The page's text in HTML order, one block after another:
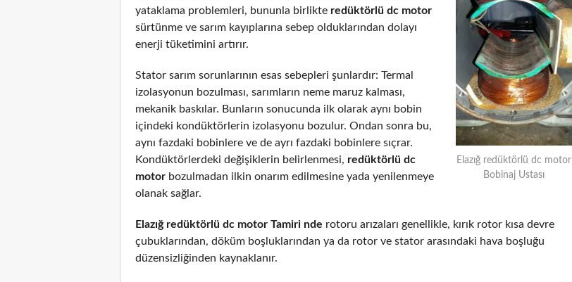
Elazığ redüktörlü dc motor
Bobinaj Ustası
yataklama problemleri, bununla birlikte redüktörlü dc motor
sürtünme ve sarım kayıplarına sebep olduklarından dolayı
enerji tüketimini artırır.
Stator sarım sorunlarının esas sebepleri şunlardır: Termal
izolasyonun bozulması, sarımların neme maruz kalması,
mekanik baskılar. Bunların sonucunda ilk olarak aynı bobin
içindeki kondüktörlerin izolasyonu bozulur. Ondan sonra bu,
aynı fazdaki bobinlere ve de ayrı fazdaki bobinlere sıçrar.
Kondüktörlerdeki değişiklerin belirlenmesi, redüktörlü dc
motor bozulmadan ilkin onarım edilmesine yada yenilenmeye
olanak sağlar.
Elazığ redüktörlü dc motor Tamiri nde rotoru arızaları genellikle, kırık rotor kısa devre
çubuklarından, döküm boşluklarından ya da rotor ve stator arasındaki hava boşluğu
düzensizliğinden kaynaklanır.